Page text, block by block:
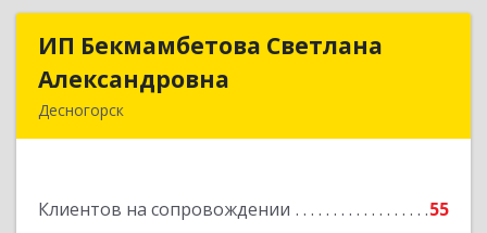
ИП Бекмамбетова Светлана
Александровна
Десногорск
Клиентов на сопровождении 55
ИП Бекмамбетова Светлана
Подробнее